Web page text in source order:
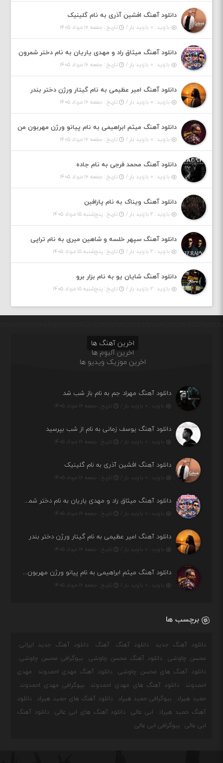
دانلود آهنگ افشین آذری به نام گلینیک
بازدید : ۰ بازدید بار / تاریخ : جمعه ۱۶ مرداد ۱۴۰۵
دانلود آهنگ میثاق راد و مهدی یاریان به نام دختر شمرون
بازدید : ۰ بازدید بار / تاریخ : جمعه ۱۶ مرداد ۱۴۰۵
دانلود آهنگ امیر عظیمی به نام گیتار ورژن دختر بندر
بازدید : ۰ بازدید بار / تاریخ : جمعه ۱۶ مرداد ۱۴۰۵
دانلود آهنگ میثم ابراهیمی به نام پیانو ورژن مهربون من
بازدید : ۰ بازدید بار / تاریخ : جمعه ۱۶ مرداد ۱۴۰۵
دانلود آهنگ محمد فرجی به نام جاده
بازدید : ۰ بازدید بار / تاریخ : جمعه ۱۶ مرداد ۱۴۰۵
دانلود آهنگ ویناک به نام پارافین
بازدید : ۲ بازدید بار / تاریخ : پنج‌شنبه ۱۵ مرداد ۱۴۰۵
دانلود آهنگ سپهر خلسه و شاهین میری به نام تراپی
بازدید : ۲ بازدید بار / تاریخ : پنج‌شنبه ۱۵ مرداد ۱۴۰۵
دانلود آهنگ شایان یو به نام بزار برو
بازدید : ۲ بازدید بار / تاریخ : پنج‌شنبه ۱۵ مرداد ۱۴۰۵
اخرین آهنگ ها
اخرین آلبوم ها
اخرین موزیک ویدیو ها
دانلود آهنگ مهراد جم به نام باز شب شد
بازدید : ۰ بازدید بار / تاریخ : جمعه ۱۶ مرداد ۱۴۰۵
دانلود آهنگ یوسف زمانی به نام از شب بپرسید
بازدید : ۰ بازدید بار / تاریخ : جمعه ۱۶ مرداد ۱۴۰۵
دانلود آهنگ افشین آذری به نام گلینیک
بازدید : ۰ بازدید بار / تاریخ : جمعه ۱۶ مرداد ۱۴۰۵
دانلود آهنگ میثاق راد و مهدی یاریان به نام دختر شمرون
بازدید : ۰ بازدید بار / تاریخ : جمعه ۱۶ مرداد ۱۴۰۵
دانلود آهنگ امیر عظیمی به نام گیتار ورژن دختر بندر
بازدید : ۰ بازدید بار / تاریخ : جمعه ۱۶ مرداد ۱۴۰۵
دانلود آهنگ میثم ابراهیمی به نام پیانو ورژن مهربون من
بازدید : ۰ بازدید بار / تاریخ : جمعه ۱۶ مرداد ۱۴۰۵
برچسب ها
دانلود آهنگ جدید دانلود آهنگ آهنگ
دانلود آهنگ جدید ایرانی
محسن چاوشی
دانلود آهنگ محسن چاوشی
بیوگرافی محسن چاوشی
دانلود آهنگ های محسن چاوشی
دانلود آهنگ مهدی احمدوند
مهدی
احمدوند
دانلود آهنگ های مهدی احمدوند
بیوگرافی مهدی احمدوند
حمید هیراد
بیوگرافی حمید هیراد دانلود آهنگ های حمید هیراد
دانلود
آهنگ حمید هیراد
ابی عالی دانلود آهنگ های ابی عالی
دانلود آهنگ
ابی عالی
بیوگرافی ابی عالی